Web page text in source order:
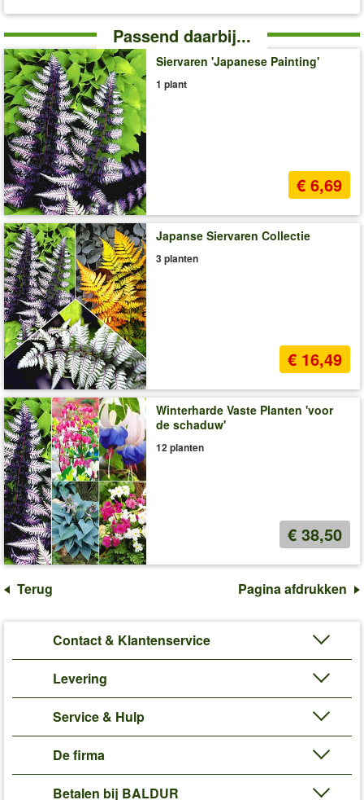
Passend daarbij...
Siervaren 'Japanese Painting'
1 plant
€ 6,69
Japanse Siervaren Collectie
3 planten
€ 16,49
Winterharde Vaste Planten 'voor
de schaduw'
12 planten
€ 38,50
Terug Pagina afdrukken
Contact & Klantenservice
Levering
Service & Hulp
De firma
Betalen bij BALDUR